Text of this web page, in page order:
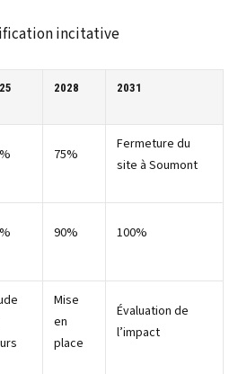
incitative
2028 2031
75%
Fermeture du
site à Soumont
90% 100%
Mise
en
place
Évaluation de
l’impact